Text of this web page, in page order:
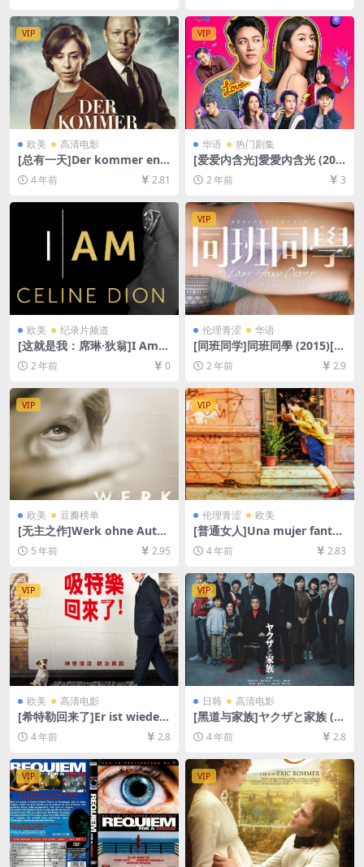
字幕]
盘资源1080P超清未删减][MP
4/18GB][中英字幕]
VIP
欧美 高清电影
[总有一天]Der kommer en d
ag (2016)[百度网盘+迅雷云盘
资源1080P超清未删减][MP4/
7.6GB][中文字幕]
4 年前 2.81
VIP
华语 热门剧集
[爱爱内含光]愛愛內含光 (202
4)[百度网盘+夸克网盘1080P
超清未删减资源][网盘在线播
放/下载][MP4/12GB][中文字
幕]
2 年前 3
欧美 纪录片频道
[这就是我：席琳·狄翁]I Am:
Celine Dion (2024)[百度网盘
+夸克网盘1080P超清未删减
4/6.5GB][官方中字]
2 年前 0
VIP
伦理青涩 华语
[同班同学]同班同學 (2015)[百
度网盘+夸克网盘1080P超清
未删减资源][网盘下载][MP4/
+防和谐加密压缩包]
2 年前 2.9
VIP
欧美 豆瓣榜单
[无主之作]Werk ohne Autor
(2018)完整版[百度网盘+夸克
网盘+迅雷云盘资源1080P超
清未删减][MP4/11GB][原声
中德字幕]
5 年前 2.95
VIP
伦理青涩 欧美
[普通女人]Una mujer fantás
tica (2017)[百度网盘+迅雷云
盘资源1080P超清未删减][MP
4/6.7GB][中文字幕]
4 年前 2.83
VIP
欧美 高清电影
[希特勒回来了]Er ist wieder
da (2015)[百度网盘+迅雷云盘
资源1080P超清未删减][MP4/
7.5GB][中文字幕]
4 年前 2.8
VIP
日韩 高清电影
[黑道与家族]ヤクザと家族 (2
020)[百度网盘+迅雷云盘资源
1080P超清未删减][MP4/7.9G
B][日语中字]
4 年前 2.8
VIP VIP